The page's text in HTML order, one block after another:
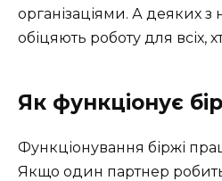
організаціями. А деяких з
обіцяють роботу для всіх,
Як функціонує
Функціонування біржі
Якщо один партнер